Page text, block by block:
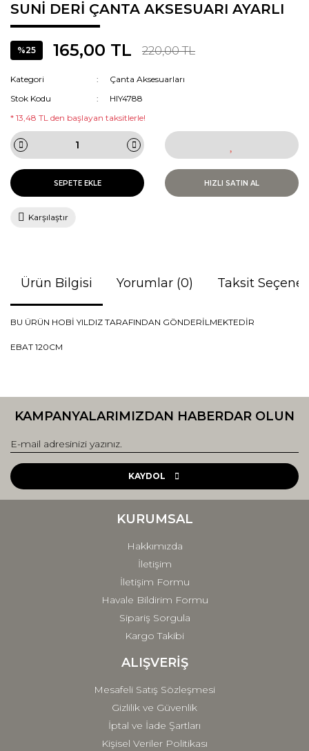
SUNİ DERİ ÇANTA AKSESUARI AYARLI
%25 165,00 TL 220,00 TL
Kategori
Çanta Aksesuarları
Stok Kodu
HIY4788
* 13,48 TL den başlayan taksitlerle!
SEPETE EKLE HIZLI SATIN AL
Karşılaştır
Ürün Bilgisi Yorumlar (0) Taksit
BU ÜRÜN HOBİ YILDIZ TARAFINDAN GÖNDERİLMEKTEDİR
EBAT 120CM
konularda yetersiz gördüğünüz noktaları öneri formunu
Görüş ve önerileriniz için teşekkür ederiz.
Ürün resmi kalitesiz, bozuk veya görüntülenemiyor.
Ürün açıklamasında eksik bilgiler bulunuyor.
Ürün fiyatı diğer sitelerden daha pahalı.
Gönder
KAMPANYALARIMIZDAN HABERDAR OLUN
KAYDOL
KURUMSAL
Hakkımızda
İletişim
İletişim Formu
Havale Bildirim Formu
Sipariş Sorgula
Kargo Takibi
ALIŞVERİŞ
Mesafeli Satış Sözleşmesi
Gizlilik ve Güvenlik
İptal ve İade Şartları
Kişisel Veriler Politikası